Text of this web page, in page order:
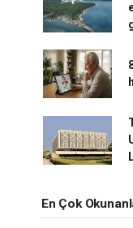
En Çok